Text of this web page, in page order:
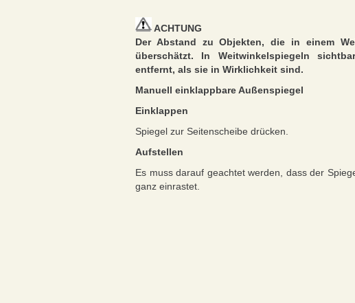
ACHTUNG
Der Abstand zu Objekten, die in einem
überschätzt. In Weitwinkelspiegeln
entfernt, als sie in Wirklichkeit sind.
Manuell einklappbare Außenspiegel
Einklappen
Spiegel zur Seitenscheibe drücken.
Aufstellen
Es muss darauf geachtet werden, dass der
ganz einrastet.